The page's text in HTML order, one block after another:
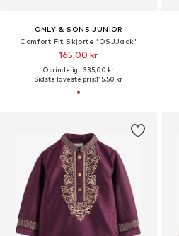
ONLY & SONS JUNIOR
Comfort Fit Skjorte 'OSJJack'
165,00 kr
Oprindeligt: 335,00 kr
Sidste laveste pris:115,50 kr